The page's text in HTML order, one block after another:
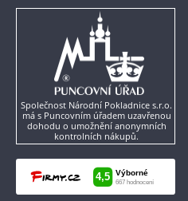
Společnost Národní Pokladnice s.r.o.
má s Puncovním úřadem uzavřenou
dohodu o umožnění anonymních
kontrolních nákupů.